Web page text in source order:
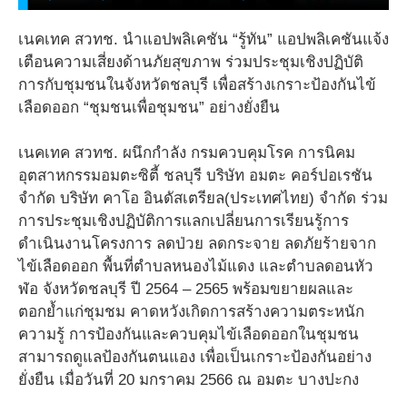
เนคเทค สวทช. นำแอปพลิเคชัน “รู้ทัน” แอปพลิเคชันแจ้ง
เตือนความเสี่ยงด้านภัยสุขภาพ ร่วมประชุมเชิงปฏิบัติ
การกับชุมชนในจังหวัดชลบุรี เพื่อสร้างเกราะป้องกันไข้
เลือดออก “ชุมชนเพื่อชุมชน” อย่างยั่งยืน
เนคเทค สวทช. ผนึกกำลัง กรมควบคุมโรค การนิคม
อุตสาหกรรมอมตะซิตี้ ชลบุรี บริษัท อมตะ คอร์ปอเรชัน
จำกัด บริษัท คาโอ อินดัสเตรียล(ประเทศไทย) จำกัด ร่วม
การประชุมเชิงปฏิบัติการแลกเปลี่ยนการเรียนรู้การ
ดำเนินงานโครงการ ลดป่วย ลดกระจาย ลดภัยร้ายจาก
ไข้เลือดออก พื้นที่ตำบลหนองไม้แดง และตำบลดอนหัว
ฬ่อ จังหวัดชลบุรี ปี 2564 – 2565 พร้อมขยายผลและ
ตอกย้ำแก่ชุมชม คาดหวังเกิดการสร้างความตระหนัก
ความรู้ การป้องกันและควบคุมไข้เลือดออกในชุมชน
สามารถดูแลป้องกันตนแอง เพื่อเป็นเกราะป้องกันอย่าง
ยั่งยืน เมื่อวันที่ 20 มกราคม 2566 ณ อมตะ บางปะกง